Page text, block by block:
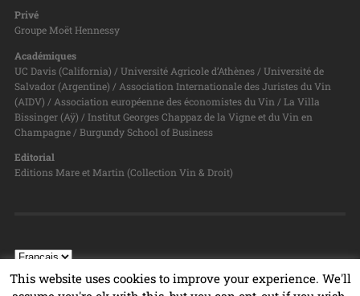
Privé
Groupe Moët Hennessy
Académiques
UC Davis (California) / Université Agricole d’Athènes / Université de
Salvador (Argentine) / Association Internationale des Juristes du Vin
(AIDV) / Association européenne des économistes du Vin / La Villa
Bissinger (Aÿ) / Institut Georges Chappaz de la Vigne et du Vin en
Champagne / Burgundy School of Business
Editorial
Editions Mare et Martin (Collection Vin & Droit)
This website uses cookies to improve your experience. We'll